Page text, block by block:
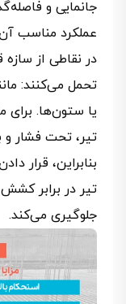
جانمایی و
عملکرد مناسب آن
در نقاطی از
تحمل می‌کنند:
یا ستون‌ها. برای
تیر، تحت فشار
بنابراین، قرار
تیر در برابر
جلوگیری می‌کند.